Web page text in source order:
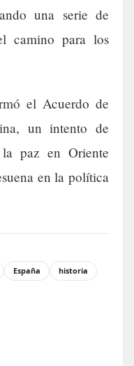
una serie de
camino para los
el Acuerdo de
un intento de
paz en Oriente
en la política
España
historia